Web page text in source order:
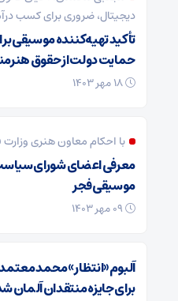
دیجیتال، ضروری برای کسب
تأکید تهیه‌کننده موسیقی
حمایت دولت از حقوق
با احکام معاون هنری
معرفی اعضای شورای
موسیقی فجر
آلبوم «انتظار» محمد
برای جایزه منتقدان آلمان